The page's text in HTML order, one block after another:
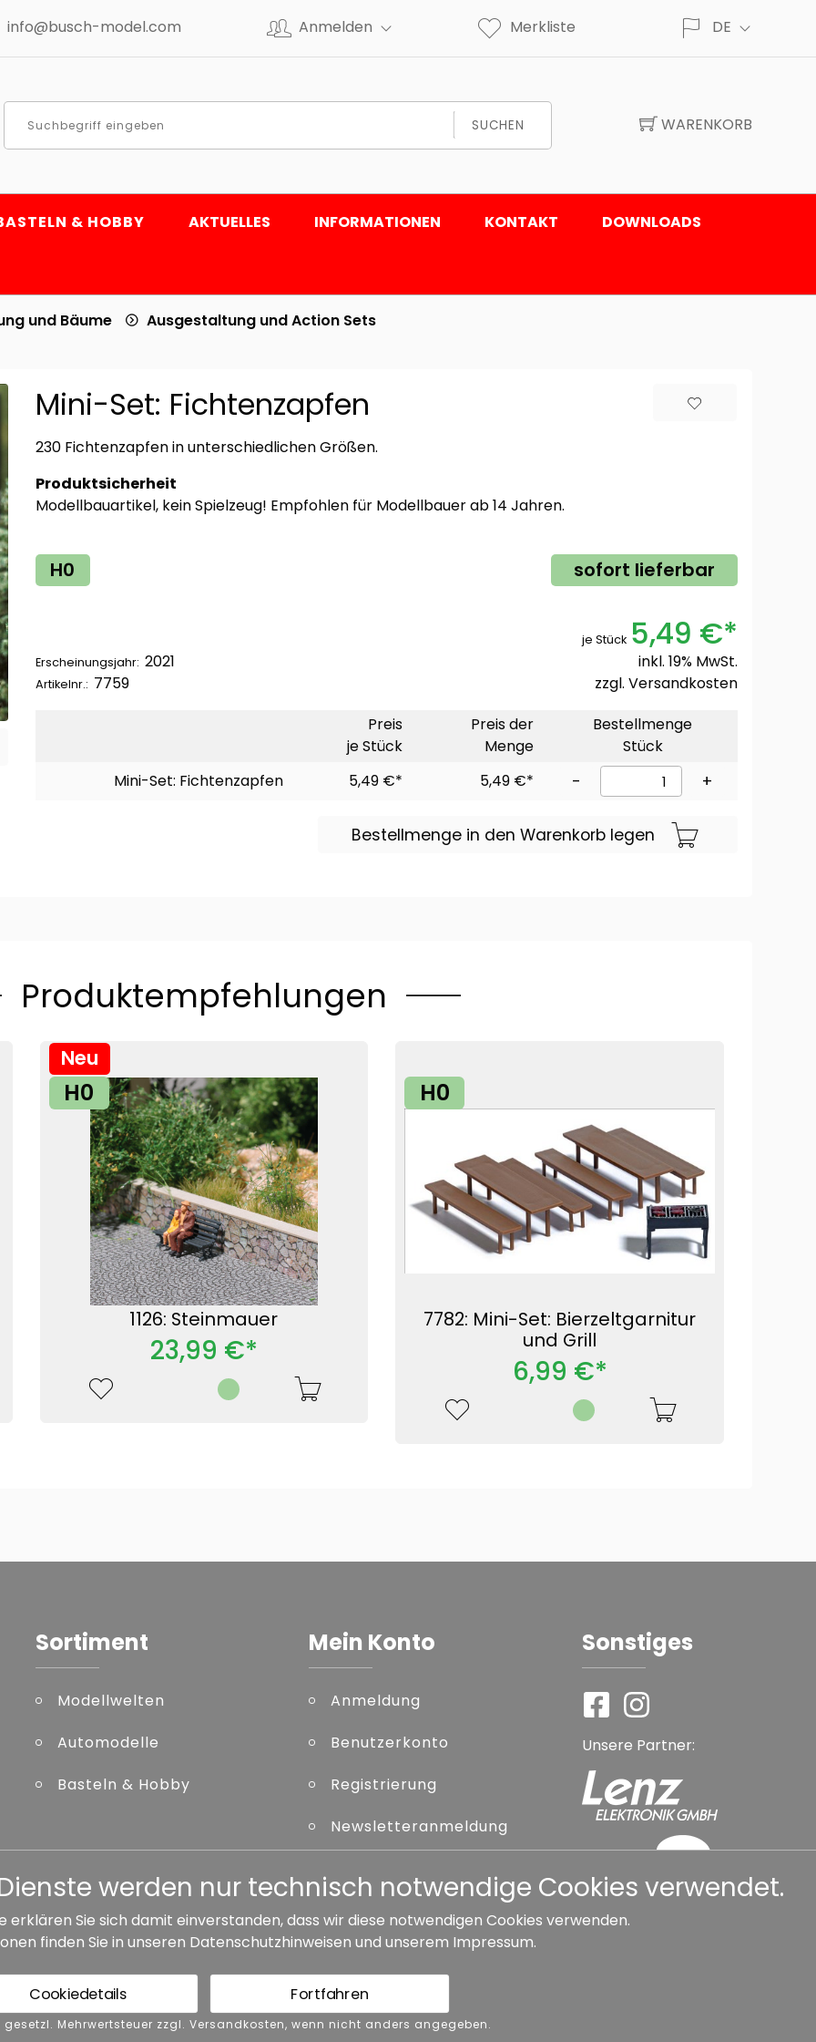
info@busch-model.com Anmelden Merkliste DE
SUCHEN WARENKORB
& HOBBY AKTUELLES INFORMATIONEN KONTAKT DOWNLOADS
und Bäume Ausgestaltung und Action Sets
Mini-Set: Fichtenzapfen
230 Fichtenzapfen in unterschiedlichen Größen.
Produktsicherheit
Modellbauartikel, kein Spielzeug! Empfohlen für Modellbauer ab 14 Jahren.
H0 sofort lieferbar
Erscheinungsjahr: 2021
Artikelnr.: 7759
je Stück 5,49 €*
inkl. 19% MwSt.
zzgl. Versandkosten
Preis
je Stück
Preis der
Menge
Bestellmenge
Stück
Mini-Set: Fichtenzapfen
5,49 €* 5,49 €* - +
Bestellmenge in den Warenkorb legen
Produktempfehlungen
H0
1126: Steinmauer
Neu
23,99 €*
H0
7782: Mini-Set: Bierzeltgarnitur
und Grill
6,99 €*
Sortiment
Modellwelten
Automodelle
Basteln & Hobby
Mein Konto
Anmeldung
Benutzerkonto
Registrierung
Newsletteranmeldung
Sonstiges
Unsere Partner:
Barrierefreiheit Vertrag widerrufen Widerrufsbelehrung
werden nur technisch notwendige Cookies verwendet.
erklären Sie sich damit einverstanden, dass wir diese notwendigen Cookies verwenden.
finden Sie in unseren Datenschutzhinweisen und unserem Impressum.
Cookiedetails Fortfahren
gesetzl. Mehrwertsteuer zzgl. Versandkosten, wenn nicht anders angegeben.